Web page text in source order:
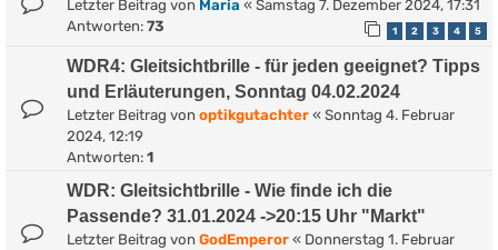
Letzter Beitrag von Maria « Samstag 7. Dezember 2024, 17:31
Antworten: 73 1 2 3 4 5
WDR4: Gleitsichtbrille - für jeden geeignet? Tipps
und Erläuterungen, Sonntag 04.02.2024
Letzter Beitrag von optikgutachter « Sonntag 4. Februar
2024, 12:19
Antworten: 1
WDR: Gleitsichtbrille - Wie finde ich die
Passende? 31.01.2024 ->20:15 Uhr "Markt"
Letzter Beitrag von GodEmperor « Donnerstag 1. Februar